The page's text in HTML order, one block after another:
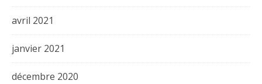
avril 2021
janvier 2021
décembre 2020